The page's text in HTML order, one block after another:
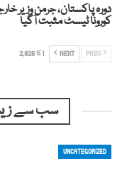
دورہ پاکستان، جرمن وزیر
کورونا ٹیسٹ مثبت آگیا
NEXT 1 کا 2,826
سب سے
UNCATEGORIZED